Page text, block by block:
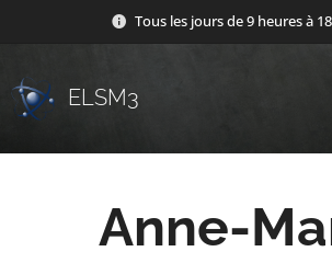
Tous les jours de 9 heures à
ELSM3
Anne-